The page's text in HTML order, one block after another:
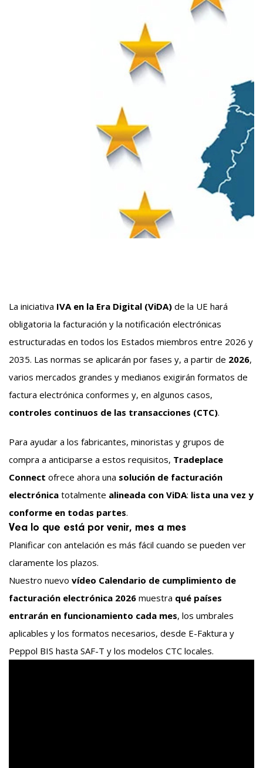
La iniciativa IVA en la Era Digital (ViDA) de la UE hará
obligatoria la facturación y la notificación electrónicas
estructuradas en todos los Estados miembros entre 2026 y
2035. Las normas se aplicarán por fases y, a partir de 2026,
varios mercados grandes y medianos exigirán formatos de
factura electrónica conformes y, en algunos casos,
controles continuos de las transacciones (CTC).
Para ayudar a los fabricantes, minoristas y grupos de
compra a anticiparse a estos requisitos, Tradeplace
Connect ofrece ahora una solución de facturación
electrónica totalmente alineada con ViDA: lista una vez y
conforme en todas partes.
Vea lo que está por venir, mes a mes
Planificar con antelación es más fácil cuando se pueden ver
claramente los plazos.
Nuestro nuevo vídeo Calendario de cumplimiento de
facturación electrónica 2026 muestra qué países
entrarán en funcionamiento cada mes, los umbrales
aplicables y los formatos necesarios, desde E-Faktura y
Peppol BIS hasta SAF-T y los modelos CTC locales.